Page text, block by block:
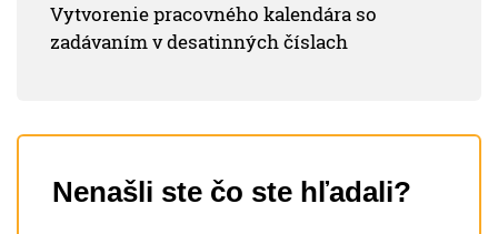
Vytvorenie pracovného kalendára so
zadávaním v desatinných číslach
Nenašli ste čo ste hľadali?